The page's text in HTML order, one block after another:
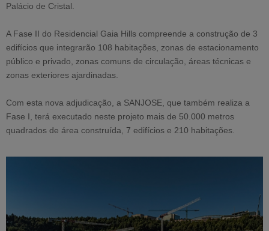
Palácio de Cristal.
A Fase II do Residencial Gaia Hills compreende a construção de 3
edifícios que integrarão 108 habitações, zonas de estacionamento
público e privado, zonas comuns de circulação, áreas técnicas e
zonas exteriores ajardinadas.
Com esta nova adjudicação, a SANJOSE, que também realiza a
Fase I, terá executado neste projeto mais de 50.000 metros
quadrados de área construída, 7 edifícios e 210 habitações.